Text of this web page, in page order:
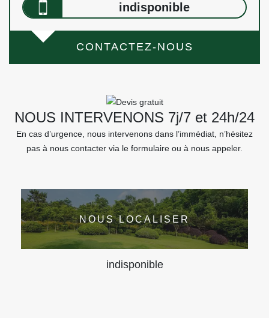
indisponible
CONTACTEZ-NOUS
NOUS INTERVENONS 7j/7 et 24h/24
En cas d’urgence, nous intervenons dans l’immédiat, n’hésitez
pas à nous contacter via le formulaire ou à nous appeler.
NOUS LOCALISER
indisponible